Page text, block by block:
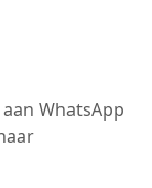
WhatsApp